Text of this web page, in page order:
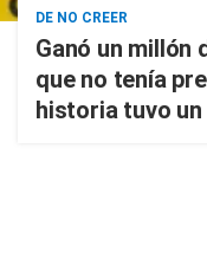
DE NO CREER
Ganó un millón
que no tenía
historia tuvo